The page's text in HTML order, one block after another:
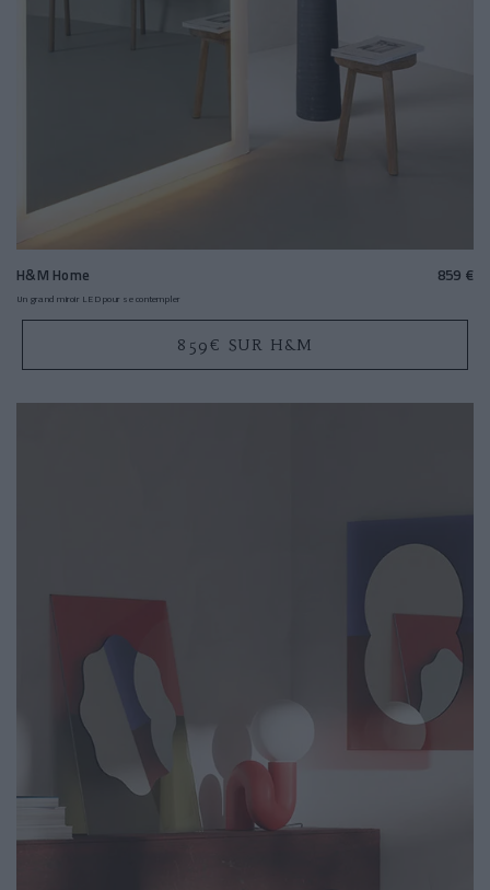
H&M Home 859 €
Un grand miroir LED pour se contempler
859€ SUR H&M